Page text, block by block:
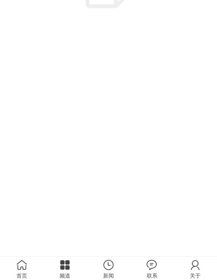
首页 频道 新闻 联系 关于